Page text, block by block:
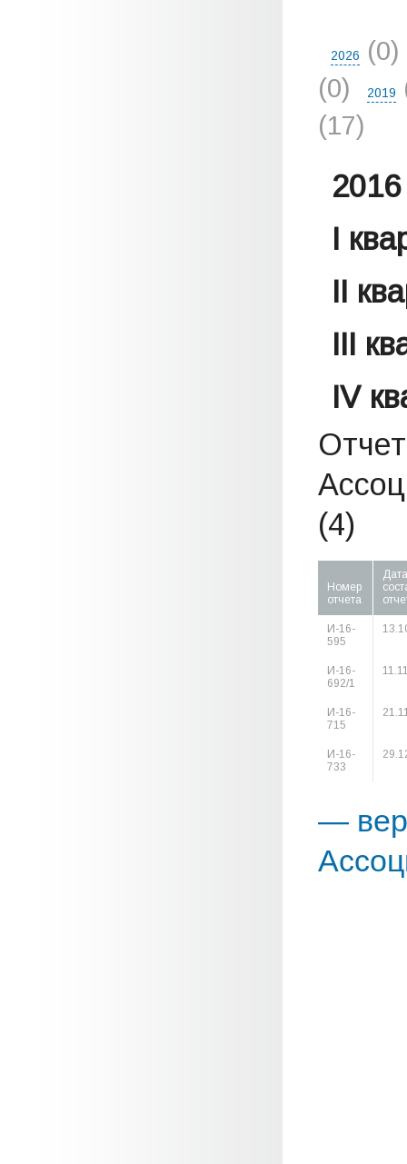
2026
(0)
(0)
2019
(17)
2016
I
II
III
IV
(4)
Номер
отчета
Дата
И-16-
595
И-16-
692/1
И-16-
715
И-16-
733
—